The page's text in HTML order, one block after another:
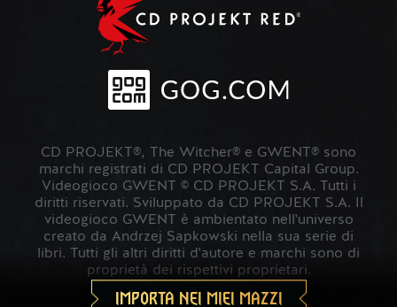
IMPORTA NEI MIEI MAZZI
CD PROJEKT®, The Witcher® e GWENT® sono
marchi registrati di CD PROJEKT Capital Group.
Videogioco GWENT © CD PROJEKT S.A. Tutti i
diritti riservati. Sviluppato da CD PROJEKT S.A. Il
videogioco GWENT è ambientato nell'universo
creato da Andrzej Sapkowski nella sua serie di
libri. Tutti gli altri diritti d'autore e marchi sono di
proprietà dei rispettivi proprietari.